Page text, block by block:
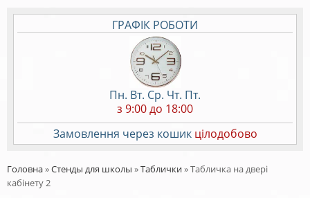
ГРАФІК РОБОТИ
Пн. Вт. Ср. Чт. Пт.
з 9:00 до 18:00
Замовлення через кошик цілодобово
Головна»Стенды для школы »Таблички»Табличка на двері
кабінету 2